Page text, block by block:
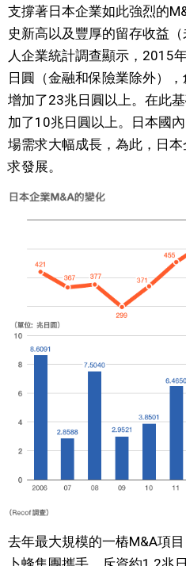
運動
娛樂
教育
工作勞動
家庭
東京
支撐著日本企業如此強烈的
史新高以及豐厚的留存收益
人企業統計調查顯示，2015
日圓（金融和保險業除外）
增加了23兆日圓以上。在此
加了10兆日圓以上。日本國
場需求大幅成長，為此，日
求發展。
去年最大規模的一樁M&A項